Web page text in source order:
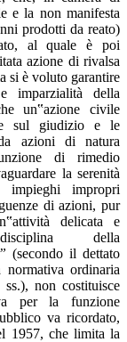
e la non manifesta
prodotti da reato)
al quale è poi
azione di rivalsa
si è voluto garantire
imparzialità della
un‟azione civile
sul giudizio e le
azioni di natura
di rimedio
la serenità
impropri
di azioni, pur
delicata e
della
(secondo il dettato
ordinaria
non costituisce
per la funzione
va ricordato,
1957, che limita la